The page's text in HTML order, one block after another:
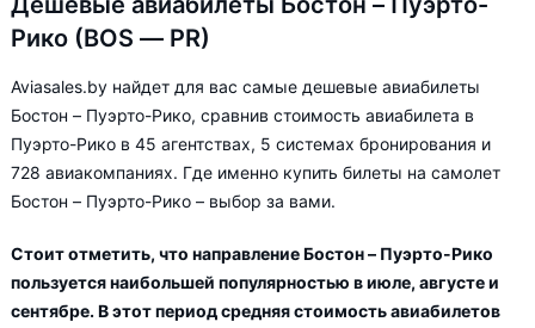
Рико (BOS — PR)
Aviasales.by найдет для вас самые дешевые авиабилеты
Бостон – Пуэрто-Рико, сравнив стоимость авиабилета в
Пуэрто-Рико в 45 агентствах, 5 системах бронирования и
728 авиакомпаниях. Где именно купить билеты на самолет
Бостон – Пуэрто-Рико – выбор за вами.
Стоит отметить, что направление Бостон – Пуэрто-Рико
пользуется наибольшей популярностью в июле, августе и
сентябре. В этот период средняя стоимость авиабилетов